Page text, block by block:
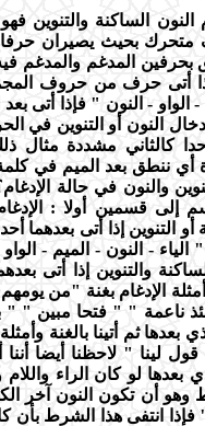
الساكنة والتنوين
بحيث يصيران حرفا
بحرفين المدغم والمدغم
إذا أتى حرف من حروف
- النون " فإذا أتى بعد
النون أو التنوين في
كالثاني مشددة مثال
أي ننطق بعد الميم في
والنون في حالة
إلى قسمين أولا : الإدغام
أو التنوين إذا أتى بعدهما
- النون - الميم -
والتنوين إذا أتى
الإدغام بغنة "من
" " فتحا مبين " "
بعدها ثم أتينا بالغنة
" لاحظنا أيضا أننا
بعدها لو كان الراء واللام
أن تكون النون آخر
فإذا انتفى هذا الشرط